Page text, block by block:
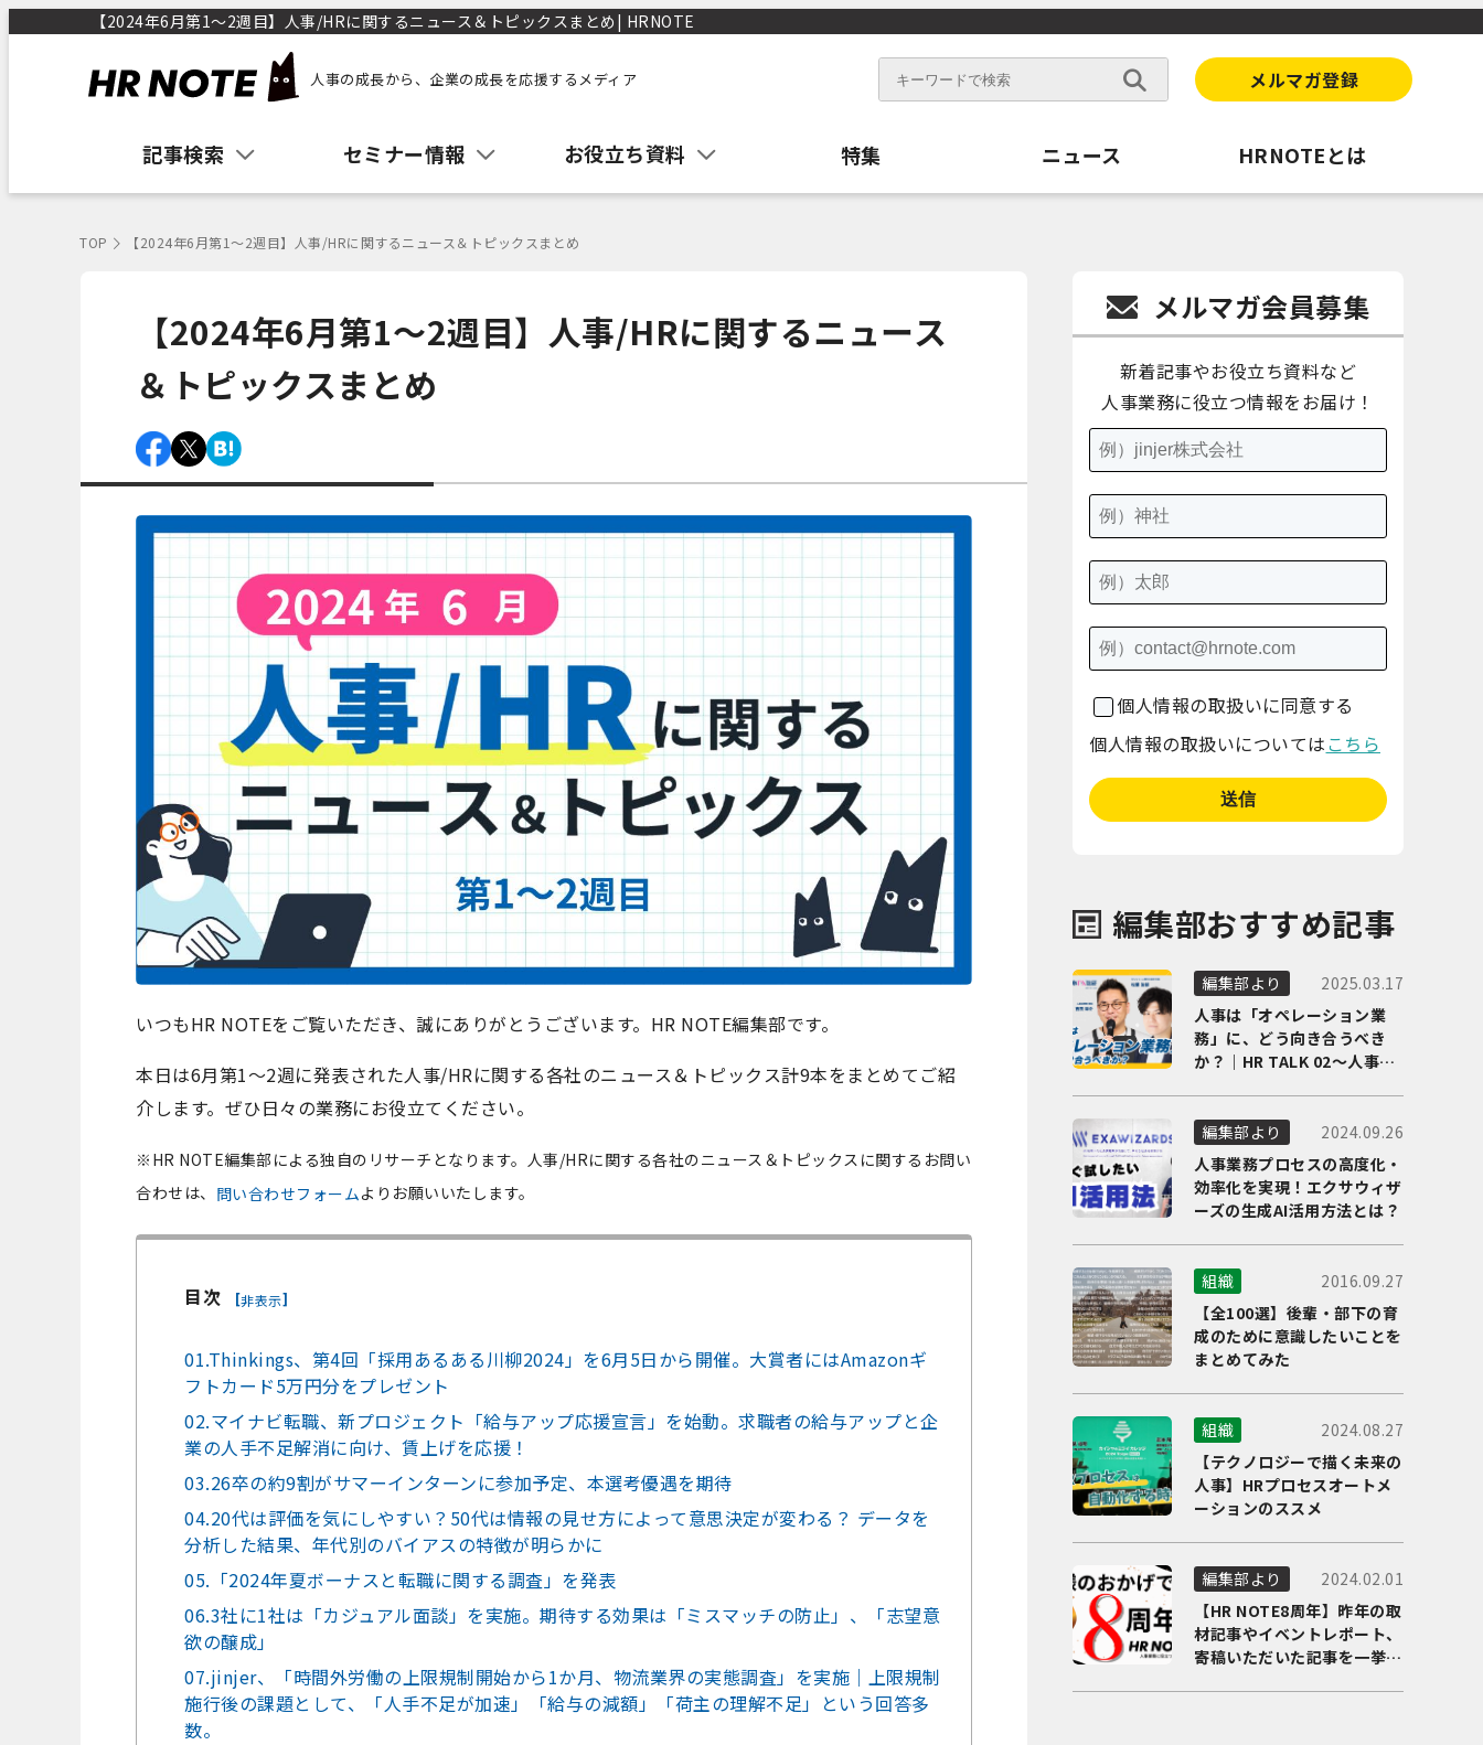
【2024年6月第1～2週目】人事/HRに関するニュース＆トピックスまとめ| HRNOTE
人事の成長から、企業の成長を応援するメディア メルマガ登録
記事検索 セミナー情報 お役立ち資料 特集 ニュース HRNOTEとは
TOP 【2024年6月第1～2週目】人事/HRに関するニュース＆トピックスまとめ
【2024年6月第1～2週目】人事/HRに関するニュース
＆トピックスまとめ
いつもHR NOTEをご覧いただき、誠にありがとうございます。HR NOTE編集部です。
本日は6月第1～2週に発表された人事/HRに関する各社のニュース＆トピックス計9本をまとめてご紹
介します。ぜひ日々の業務にお役立てください。
※HR NOTE編集部による独自のリサーチとなります。 人事/HRに関する各社のニュース＆トピックスに関するお問い
合わせは、 問い合わせフォームよりお願いいたします。
目次 [非表示]
01.Thinkings、第4回「採用あるある川柳2024」を6月5日から開催。大賞者にはAmazonギ
フトカード5万円分をプレゼント
02.マイナビ転職、新プロジェクト「給与アップ応援宣言」を始動。求職者の給与アップと企
業の人手不足解消に向け、賃上げを応援！
03.26卒の約9割がサマーインターンに参加予定、本選考優遇を期待
04.20代は評価を気にしやすい？50代は情報の見せ方によって意思決定が変わる？ データを
分析した結果、年代別のバイアスの特徴が明らかに
05.「2024年夏ボーナスと転職に関する調査」を発表
06.3社に1社は「カジュアル面談」を実施。期待する効果は「ミスマッチの防止」、「志望意
欲の醸成」
07.jinjer、「時間外労働の上限規制開始から1か月、物流業界の実態調査」を実施｜上限規制
施行後の課題として、「人手不足が加速」「給与の減額」「荷主の理解不足」という回答多
数。
メルマガ会員募集
新着記事やお役立ち資料など
人事業務に役立つ情報をお届け！
個人情報の取扱いに同意する
個人情報の取扱いについては こちら
編集部おすすめ記事
編集部より
2025.03.17
人事は「オペレーション業
務」に、どう向き合うべき
か？｜HR TALK 02～人事DX
編集部より
2024.09.26
人事業務プロセスの高度化・
効率化を実現！エクサウィザ
ーズの生成AI活用方法とは？
組織
2016.09.27
【全100選】後輩・部下の育
成のために意識したいことを
まとめてみた
組織
2024.08.27
【テクノロジーで描く未来の
人事】HRプロセスオートメ
ーションのススメ
編集部より
2024.02.01
【HR NOTE8周年】昨年の取
材記事やイベントレポート、
寄稿いただいた記事を一挙に